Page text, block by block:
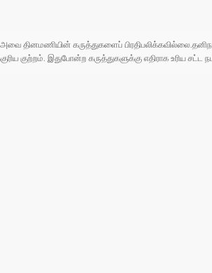
அவை தினமணியின் கருத்துகளைப்
இதுபோன்ற கருத்துகளுக்கு எதிராக உரிய சட்ட